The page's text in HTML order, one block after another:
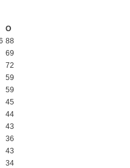
О
88
69
72
59
59
45
44
43
36
43
34